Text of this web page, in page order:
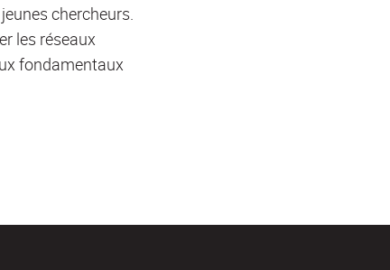
chercheurs.
les réseaux
fondamentaux